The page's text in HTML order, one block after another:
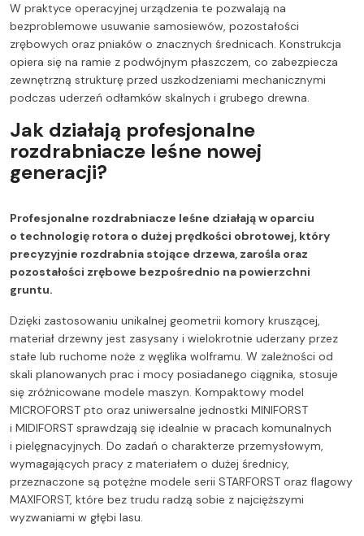
W praktyce operacyjnej urządzenia te pozwalają na
bezproblemowe usuwanie samosiewów, pozostałości
zrębowych oraz pniaków o znacznych średnicach. Konstrukcja
opiera się na ramie z podwójnym płaszczem, co zabezpiecza
zewnętrzną strukturę przed uszkodzeniami mechanicznymi
podczas uderzeń odłamków skalnych i grubego drewna.
Jak działają profesjonalne
rozdrabniacze leśne nowej
generacji?
Profesjonalne rozdrabniacze leśne działają w oparciu
o technologię rotora o dużej prędkości obrotowej, który
precyzyjnie rozdrabnia stojące drzewa, zarośla oraz
pozostałości zrębowe bezpośrednio na powierzchni
gruntu.
Dzięki zastosowaniu unikalnej geometrii komory kruszącej,
materiał drzewny jest zasysany i wielokrotnie uderzany przez
stałe lub ruchome noże z węglika wolframu. W zależności od
skali planowanych prac i mocy posiadanego ciągnika, stosuje
się zróżnicowane modele maszyn. Kompaktowy model
MICROFORST pto oraz uniwersalne jednostki MINIFORST
i MIDIFORST sprawdzają się idealnie w pracach komunalnych
i pielęgnacyjnych. Do zadań o charakterze przemysłowym,
wymagających pracy z materiałem o dużej średnicy,
przeznaczone są potężne modele serii STARFORST oraz flagowy
MAXIFORST, które bez trudu radzą sobie z najcięższymi
wyzwaniami w głębi lasu.